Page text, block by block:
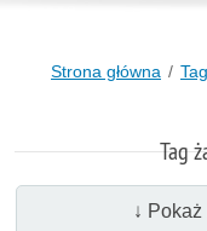
Strona główna
Tag
↓